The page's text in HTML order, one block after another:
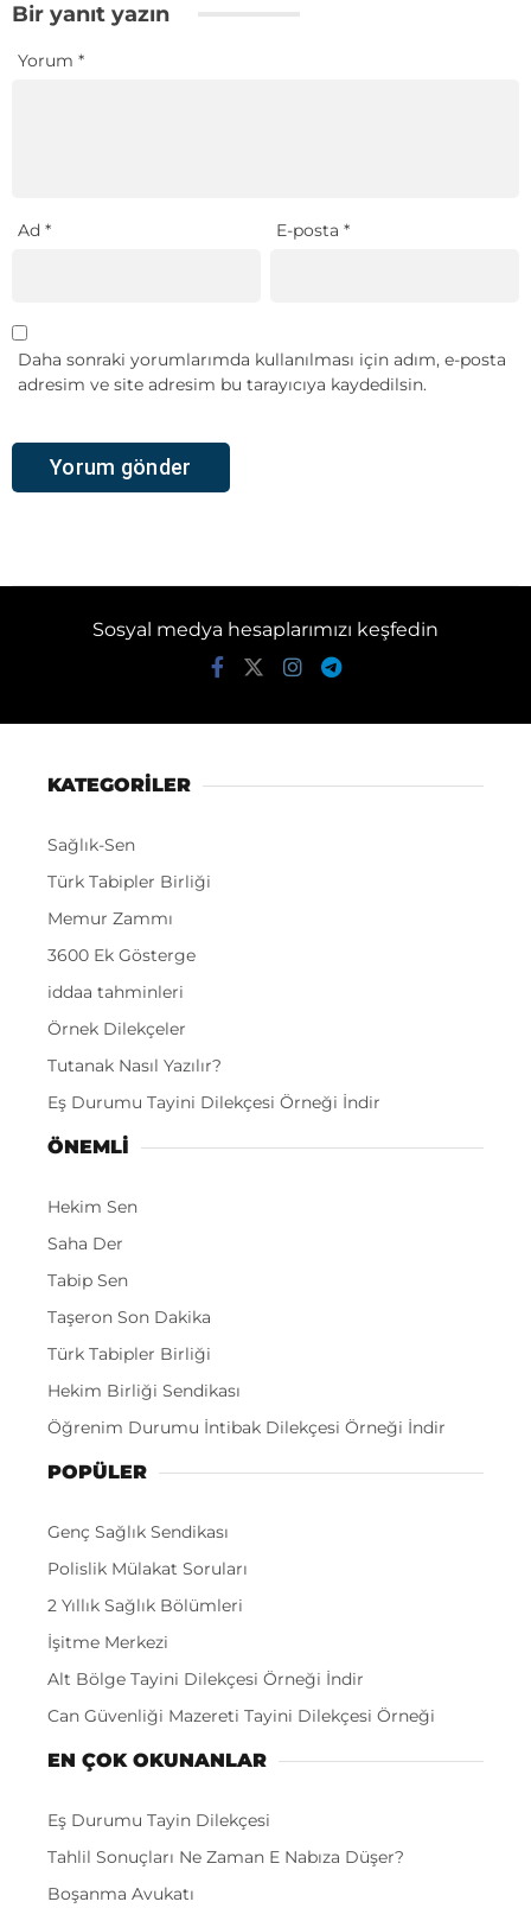
Bir yanıt yazın
Yorum *
Ad * E-posta*
Daha sonraki yorumlarımda kullanılması için adım, e-posta
adresim ve site adresim bu tarayıcıya kaydedilsin.
Sosyal medya hesaplarımızı keşfedin
KATEGORİLER
Sağlık-Sen
Türk Tabipler Birliği
Memur Zammı
3600 Ek Gösterge
iddaa tahminleri
Örnek Dilekçeler
Tutanak Nasıl Yazılır?
Eş Durumu Tayini Dilekçesi Örneği İndir
ÖNEMLI
Hekim Sen
Saha Der
Tabip Sen
Taşeron Son Dakika
Türk Tabipler Birliği
Hekim Birliği Sendikası
Öğrenim Durumu İntibak Dilekçesi Örneği İndir
POPÜLER
Genç Sağlık Sendikası
Polislik Mülakat Soruları
2 Yıllık Sağlık Bölümleri
İşitme Merkezi
Alt Bölge Tayini Dilekçesi Örneği İndir
Can Güvenliği Mazereti Tayini Dilekçesi Örneği
EN ÇOK OKUNANLAR
Eş Durumu Tayin Dilekçesi
Tahlil Sonuçları Ne Zaman E Nabıza Düşer?
Boşanma Avukatı